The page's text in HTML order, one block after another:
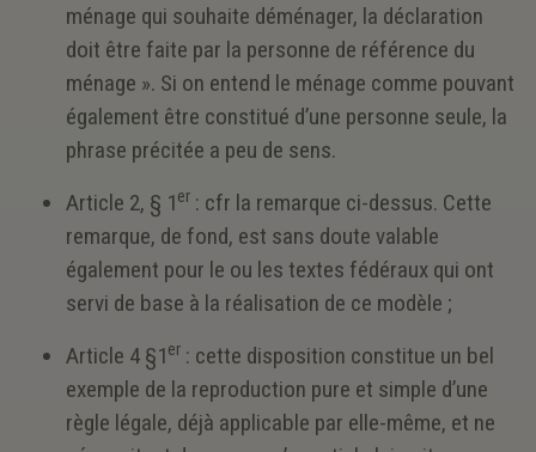
ménage qui souhaite déménager, la déclaration
doit être faite par la personne de référence du
ménage ». Si on entend le ménage comme pouvant
également être constitué d’une personne seule, la
phrase précitée a peu de sens.
Article 2, § 1er : cfr la remarque ci-dessus. Cette
remarque, de fond, est sans doute valable
également pour le ou les textes fédéraux qui ont
servi de base à la réalisation de ce modèle ;
Article 4 §1er : cette disposition constitue un bel
exemple de la reproduction pure et simple d’une
règle légale, déjà applicable par elle-même, et ne